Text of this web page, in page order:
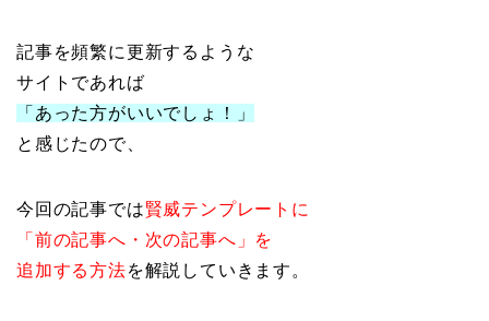
記事を頻繁に更新するような
サイトであれば
「あった方がいいでしょ！」
と感じたので、
今回の記事では賢威テンプレートに
「前の記事へ・次の記事へ」を
追加する方法を解説していきます。